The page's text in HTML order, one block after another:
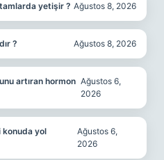
yetişir ? Ağustos 8, 2026
? Ağustos 8, 2026
artıran hormon Ağustos 6,
2026
konuda yol
Ağustos 6,
2026